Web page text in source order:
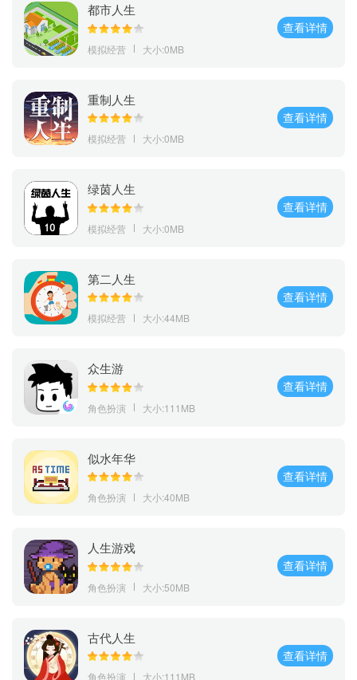
都市人生
模拟经营 大小:0MB
查看详情
重制人生
模拟经营 大小:0MB
查看详情
绿茵人生
模拟经营 大小:0MB
查看详情
第二人生
模拟经营 大小:44MB
查看详情
众生游
角色扮演 大小:111MB
查看详情
似水年华
角色扮演 大小:40MB
查看详情
人生游戏
角色扮演 大小:50MB
查看详情
古代人生
角色扮演 大小:111MB
查看详情